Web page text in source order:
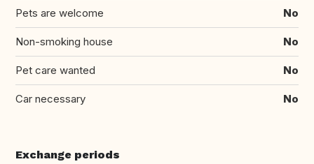
Pets are welcome No
Non-smoking house No
Pet care wanted No
Car necessary No
Exchange periods